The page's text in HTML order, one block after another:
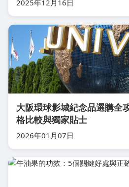
2025年12月16日
大阪環球影城紀念品選購全
格比較與獨家貼士
2026年01月07日